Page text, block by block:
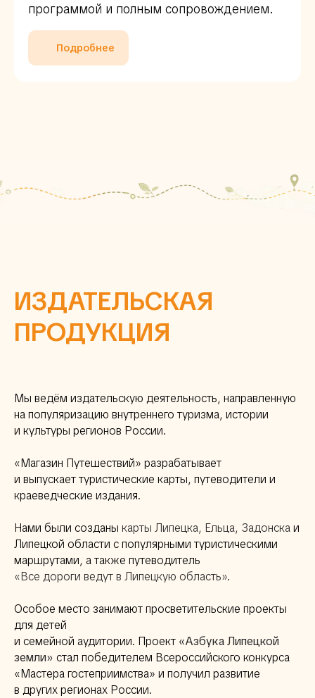
программой и полным сопровождением.
Подробнее
ИЗДАТЕЛЬСКАЯ
ПРОДУКЦИЯ
Мы ведём издательскую деятельность, направленную
на популяризацию внутреннего туризма, истории
и культуры регионов России.
«Магазин Путешествий» разрабатывает
и выпускает туристические карты, путеводители и
краеведческие издания.
Нами были созданы карты Липецка, Ельца, Задонскаи
Липецкой области с популярными туристическими
маршрутами, а также путеводитель
«Все дороги ведут в Липецкую область».
Особое место занимают просветительские проекты
для детей
и семейной аудитории. Проект «Азбука Липецкой
земли» стал победителем Всероссийского конкурса
«Мастера гостеприимства» и получил развитие
в других регионах России.